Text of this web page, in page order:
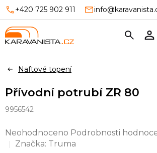
Přejít
obsah
+420 725 902 911
Naftové topení
Přívodní potrubí ZR 80
9956542
Průměrné
hodnocení
Neohodnoceno Podrobnosti
Značka: Truma